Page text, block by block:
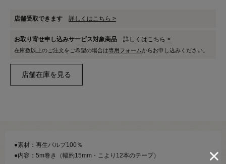
店舗受取できます 詳しくはこちら >
お取り寄せ申し込みサービス対象商品 詳しくはこちら >
在庫数以上のご注文をご希望の場合は専用フォームからお申し込みください。
●素材：再生パルプ100％
●内容：5m巻き（幅約15mm・こより12本のテープ）